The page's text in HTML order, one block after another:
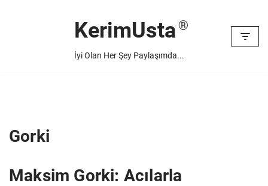
KerimUsta
İyi Olan Her Şey Paylaşımda...
Gorki
Maksim Gorki: Acılarla